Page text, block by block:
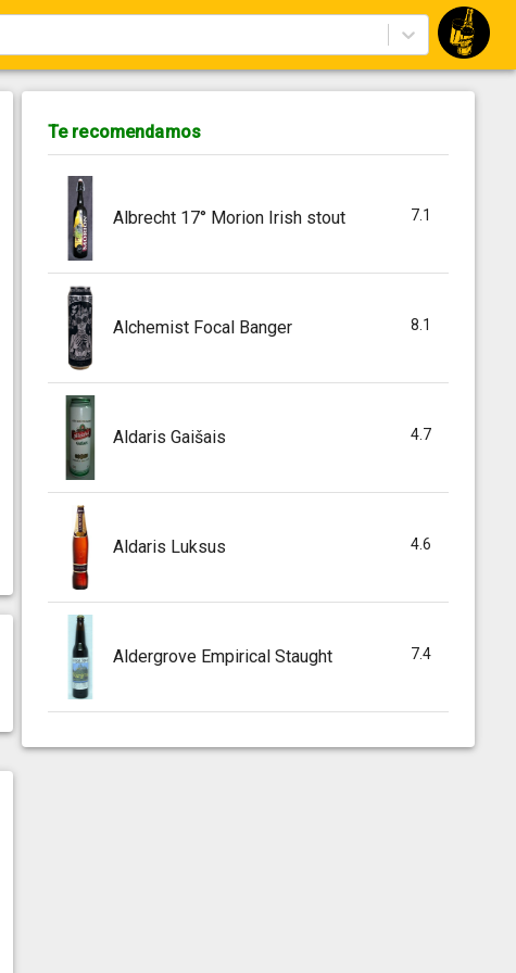
Te recomendamos
Albrecht 17° Morion Irish stout 7.1
Alchemist Focal Banger 8.1
Aldaris Gaišais 4.7
Aldaris Luksus 4.6
Aldergrove Empirical Staught 7.4